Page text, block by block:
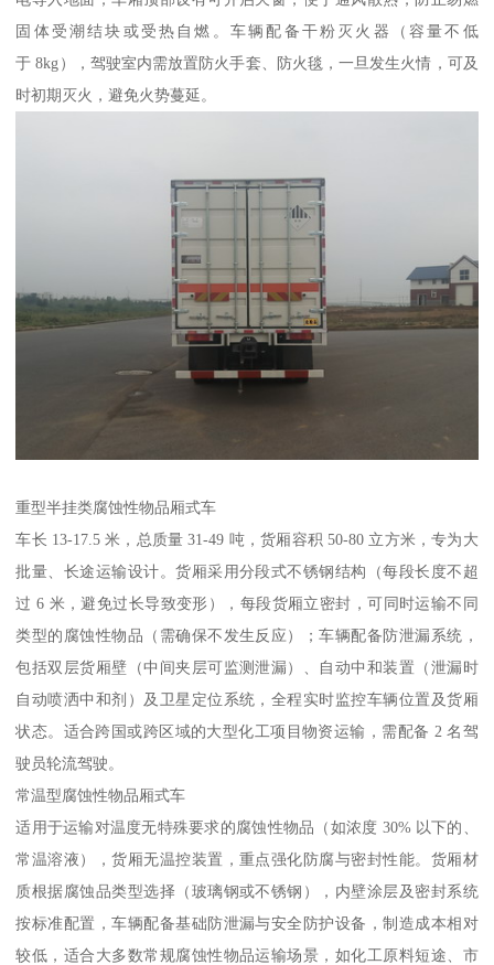
固体受潮结块或受热自燃。车辆配备干粉灭火器（容量不低
于 8kg），驾驶室内需放置防火手套、防火毯，一旦发生火情，可及
时初期灭火，避免火势蔓延。​
重型半挂类腐蚀性物品厢式车​
车长 13-17.5 米，总质量 31-49 吨，货厢容积 50-80 立方米，专为大
批量、长途运输设计。货厢采用分段式不锈钢结构（每段长度不超
过 6 米，避免过长导致变形），每段货厢立密封，可同时运输不同
类型的腐蚀性物品（需确保不发生反应）；车辆配备防泄漏系统，
包括双层货厢壁（中间夹层可监测泄漏）、自动中和装置（泄漏时
自动喷洒中和剂）及卫星定位系统，全程实时监控车辆位置及货厢
状态。适合跨国或跨区域的大型化工项目物资运输，需配备 2 名驾
驶员轮流驾驶。​
常温型腐蚀性物品厢式车​
适用于运输对温度无特殊要求的腐蚀性物品（如浓度 30% 以下的、
常温溶液），货厢无温控装置，重点强化防腐与密封性能。货厢材
质根据腐蚀品类型选择（玻璃钢或不锈钢），内壁涂层及密封系统
按标准配置，车辆配备基础防泄漏与安全防护设备，制造成本相对
较低，适合大多数常规腐蚀性物品运输场景，如化工原料短途、市